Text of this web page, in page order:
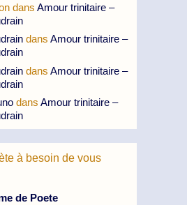
dans Amour trinitaire –
dans Amour trinitaire –
dans Amour trinitaire –
dans Amour trinitaire –
à besoin de vous
de Poete